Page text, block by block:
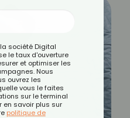
société Digital
le taux d'ouverture
et optimiser les
Nous
ouvrez les
vous le faites
sur le terminal
en savoir plus sur
politique de